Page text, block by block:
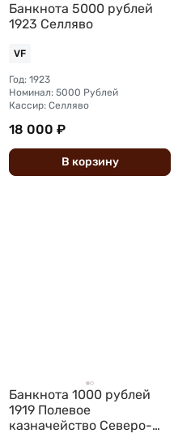
Банкнота 5000 рублей
1923 Селляво
VF
Год: 1923
Номинал: 5000 Рублей
Кассир: Селляво
18 000 ₽
В корзину
Банкнота 1000 рублей
1919 Полевое
казначейство Северо-